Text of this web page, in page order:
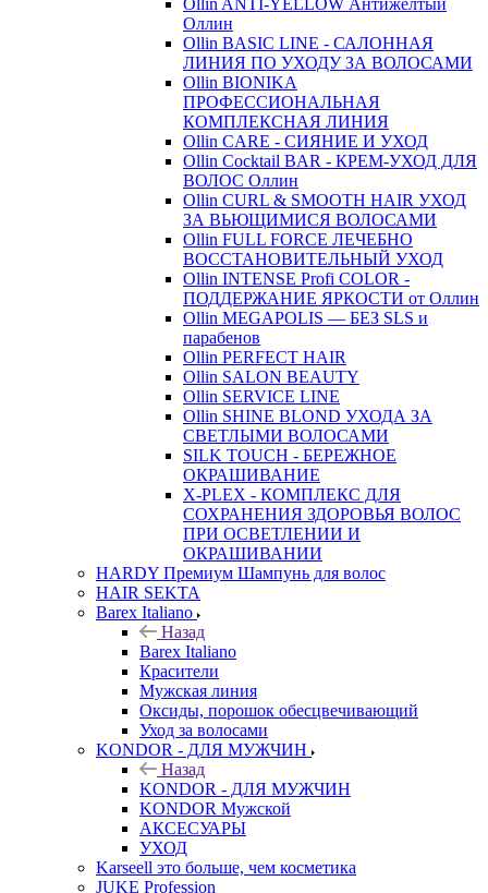
Ollin ANTI-YELLOW Антижелтый
Оллин
Ollin BASIC LINE - САЛОННАЯ
ЛИНИЯ ПО УХОДУ ЗА ВОЛОСАМИ
Ollin BIONIKA
ПРОФЕССИОНАЛЬНАЯ
КОМПЛЕКСНАЯ ЛИНИЯ
Ollin CARE - СИЯНИЕ И УХОД
Ollin Cocktail BAR - КРЕМ-УХОД ДЛЯ
ВОЛОС Оллин
Ollin CURL & SMOOTH HAIR УХОД
ЗА ВЬЮЩИМИСЯ ВОЛОСАМИ
Ollin FULL FORCE ЛЕЧЕБНО
ВОССТАНОВИТЕЛЬНЫЙ УХОД
Ollin INTENSE Profi COLOR -
ПОДДЕРЖАНИЕ ЯРКОСТИ от Оллин
Ollin MEGAPOLIS — БЕЗ SLS и
парабенов
Ollin PERFECT HAIR
Ollin SALON BEAUTY
Ollin SERVICE LINE
Ollin SHINE BLOND УХОДА ЗА
СВЕТЛЫМИ ВОЛОСАМИ
SILK TOUCH - БЕРЕЖНОЕ
ОКРАШИВАНИЕ
X-PLEX - КОМПЛЕКС ДЛЯ
СОХРАНЕНИЯ ЗДОРОВЬЯ ВОЛОС
ПРИ ОСВЕТЛЕНИИ И
ОКРАШИВАНИИ
HARDY Премиум Шампунь для волос
HAIR SEKTA
Barex Italiano
Назад
Barex Italiano
Красители
Мужская линия
Оксиды, порошок обесцвечивающий
Уход за волосами
KONDOR - ДЛЯ МУЖЧИН
Назад
KONDOR - ДЛЯ МУЖЧИН
KONDOR Мужской
АКСЕСУАРЫ
УХОД
Karseell это больше, чем косметика
JUKE Profession